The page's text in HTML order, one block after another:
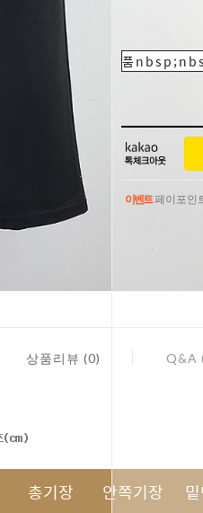
품
이벤트페이포인
상품리뷰 (0) Q&A
총기장 안쪽기장